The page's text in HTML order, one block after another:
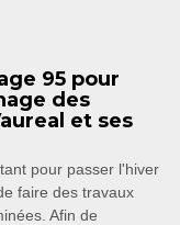
95 pour
des
et ses
pour passer l'hiver
faire des travaux
Afin de